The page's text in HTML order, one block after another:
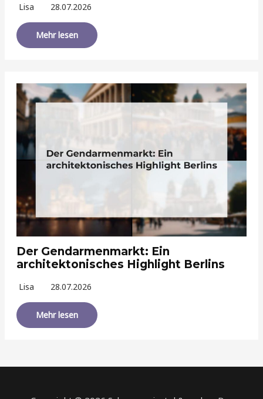
Lisa 28.07.2026
Mehr lesen
Der Gendarmenmarkt: Ein
architektonisches Highlight Berlins
Lisa 28.07.2026
Mehr lesen